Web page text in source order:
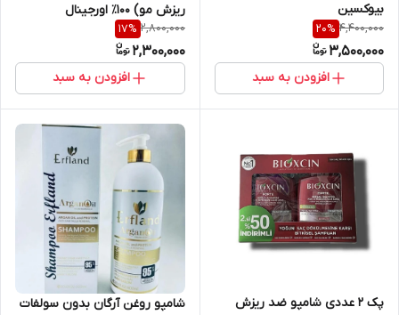
بیوکسین
4,400,000
20%
3,500,000
افزودن به سبد
ریزش مو) ۱۰۰٪ اورجینال
2,800,000
17%
2,300,000
افزودن به سبد
پک ۲ عددی شامپو ضد ریزش
شامپو روغن آرگان بدون سولفات